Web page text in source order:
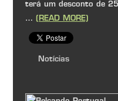
terá um desconto de
…
(READ MORE)
Notícias